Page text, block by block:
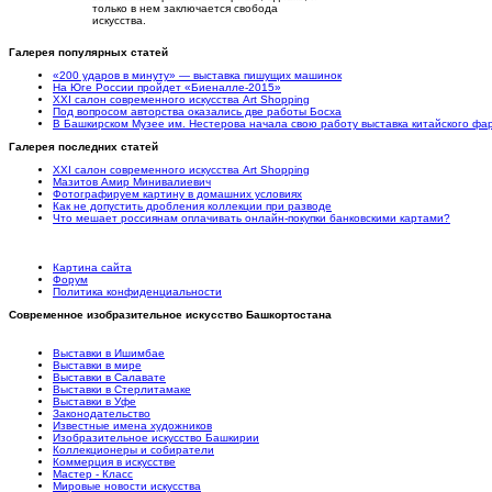
только в нем заключается свобода
искусства.
Галерея популярных статей
«200 ударов в минуту» — выставка пишущих машинок
На Юге России пройдет «Биеналле-2015»
XXI салон современного искусства Art Shopping
Под вопросом авторства оказались две работы Босха
В Башкирском Музее им. Нестерова начала свою работу выставка китайского
Галерея последних статей
XXI салон современного искусства Art Shopping
Мазитов Амир Минивалиевич
Фотографируем картину в домашних условиях
Как не допустить дробления коллекции при разводе
Что мешает россиянам оплачивать онлайн-покупки банковскими картами?
Картина сайта
Форум
Политика конфиденциальности
Современное изобразительное искусство Башкортостана
Выставки в Ишимбае
Выставки в мире
Выставки в Салавате
Выставки в Стерлитамаке
Выставки в Уфе
Законодательство
Известные имена художников
Изобразительное искусство Башкирии
Коллекционеры и собиратели
Коммерция в искусстве
Мастер - Класс
Мировые новости искусства